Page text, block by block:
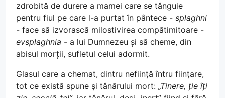
zdrobită de durere a mamei care se tânguie
pentru fiul pe care l-a purtat în pântece - splaghni
- face să izvorască milostivirea compătimitoare -
evsplaghnia - a lui Dumnezeu și să cheme, din
abisul morții, sufletul celui adormit.
Glasul care a chemat, dintru neființă întru ființare,
tot ce există spune și tânărului mort: „Tinere, ție îți